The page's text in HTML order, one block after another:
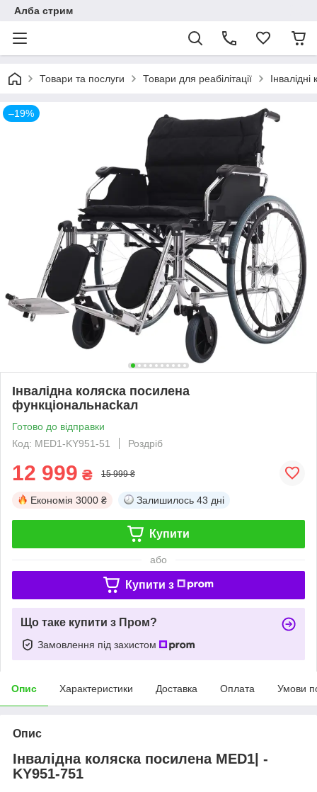
Алба стрим
Товари та послуги Товари для реабілітації
–19%
Інвалідна коляска посилена
функціональнаckал
Готово до відправки
Код: MED1-KY951-51
Роздріб
12 999 ₴ 15 999 ₴
Економія 3000 ₴ Залишилось 43 дні
Купити
або
Купити з
Що таке купити з Пром?
Замовлення під захистом
Опис Характеристики Доставка Оплата Умови
Опис
Інвалідна коляска посилена MED1| -
KY951-751